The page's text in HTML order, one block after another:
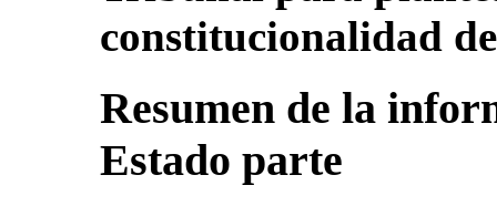
constitucionalidad
Resumen de la
Estado parte